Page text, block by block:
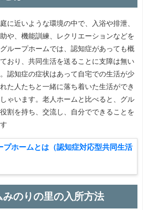
に近いような環境の中で、入浴や排泄、
や、機能訓練、レクリエーションなどを
ループホームでは、認知症があっても概
おり、共同生活を送ることに支障は無い
認知症の症状はあって自宅での生活が少
た人たちと一緒に落ち着いた生活ができ
ゃいます。老人ホームと比べると、グル
割を持ち、交流し、自分でできることを
プホームとは（認知症対応型共同生活
のりの里の入所方法